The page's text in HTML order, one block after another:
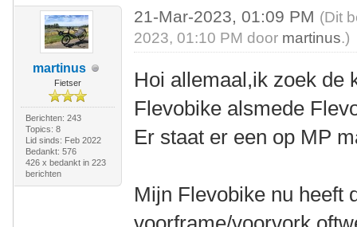
martinus
Fietser
Berichten: 243
Topics: 8
Lid sinds: Feb 2022
Bedankt: 576
426 x bedankt in 223
berichten
21-Mar-2023, 01:09 PM (Dit
2023, 01:10 PM door martinus.)
Hoi allemaal,ik zoek de
Flevobike alsmede
Er staat er een op MP
Mijn Flevobike nu heeft